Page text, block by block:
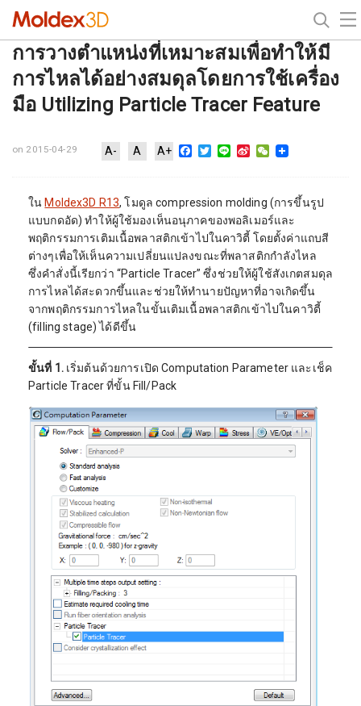
การวางตำแหน่งที่เหมาะสมเพื่อทำให้มี
การไหลได้อย่างสมดุลโดยการใช้เครื่อง
มือ Utilizing Particle Tracer Feature
on 2015-04-29 A- A A+ Facebook
Twitter
Line Sina WeChat
ใน Moldex3D R13, โมดูล compression molding (การขึ้นรูป
แบบกดอัด) ทำให้ผู้ใช้มองเห็นอนุภาคของพอลิเมอร์และ
พฤติกรรมการเติมเนื้อพลาสติกเข้าไปในคาวิตี้ โดยตั้งค่าแถบสี
ต่างๆเพื่อให้เห็นความเปลี่ยนแปลงขณะที่พลาสติกกำลังไหล
ซึ่งคำสั่งนี้เรียกว่า “Particle Tracer” ซึ่งช่วยให้ผู้ใช้สังเกตสมดุล
การไหลได้สะดวกขึ้นและช่วยให้ทำนายปัญหาที่อาจเกิดขึ้น
จากพฤติกรรมการไหลในขั้นเติมเนื้อพลาสติกเข้าไปในคาวิตี้
(filling stage) ได้ดีขึ้น
ขั้นที่ 1. เริ่มต้นด้วยการเปิด Computation Parameter และเช็ค
Particle Tracer ที่ขั้น Fill/Pack